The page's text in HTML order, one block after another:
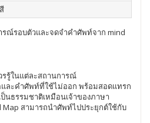
ณ์รอบตัวและจดจำคำศัพท์จาก mind
รู้ในแต่ละสถานการณ์
ละคำศัพท์ที่ใช้ไม่ออก พร้อมสอดแทรก
นธรรมชาติเหมือนเจ้าของภาษา
Map สามารถนำศัพท์ไปประยุกต์ใช้กับ